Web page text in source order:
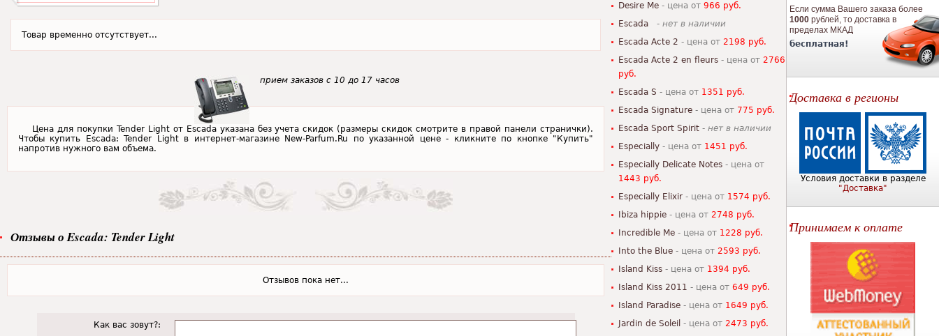
Товар временно отсутствует...
прием заказов с 10 до 17 часов
Цена для покупки Tender Light от Escada указана без учета скидок (размеры скидок смотрите в правой панели странички).
Чтобы купить Escada: Tender Light в интернет-магазине New-Parfum.Ru по указанной цене - кликните по кнопке "Купить"
напротив нужного вам объема.
Отзывы о Escada: Tender Light
Отзывов пока нет...
Как вас зовут?:
Desire Me - цена от 966 руб.
Escada
- нет в наличии
Escada Acte 2 - цена от 2198 руб.
Escada Acte 2 en fleurs - цена от 2766
руб.
Escada S - цена от 1351 руб.
Escada Signature - цена от 775 руб.
Escada Sport Spirit - нет в наличии
Especially - цена от 1451 руб.
Especially Delicate Notes - цена от
1443 руб.
Especially Elixir - цена от 1574 руб.
Ibiza hippie - цена от 2748 руб.
Incredible Me - цена от 1228 руб.
Into the Blue - цена от 2593 руб.
Island Kiss - цена от 1394 руб.
Island Kiss 2011 - цена от 649 руб.
Island Paradise - цена от 1649 руб.
Jardin de Soleil - цена от 2473 руб.
Если сумма Вашего заказа более
1000 рублей, то доставка в
пределах МКАД
бесплатная!
Доставка в регионы
Условия доставки в разделе
"Доставка"
Принимаем к оплате